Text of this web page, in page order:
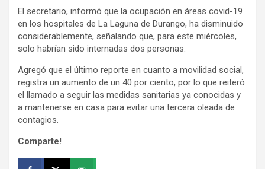
El secretario, informó que la ocupación en áreas covid-19
en los hospitales de La Laguna de Durango, ha disminuido
considerablemente, señalando que, para este miércoles,
solo habrían sido internadas dos personas.
Agregó que el último reporte en cuanto a movilidad social,
registra un aumento de un 40 por ciento, por lo que reiteró
el llamado a seguir las medidas sanitarias ya conocidas y
a mantenerse en casa para evitar una tercera oleada de
contagios.
Comparte!